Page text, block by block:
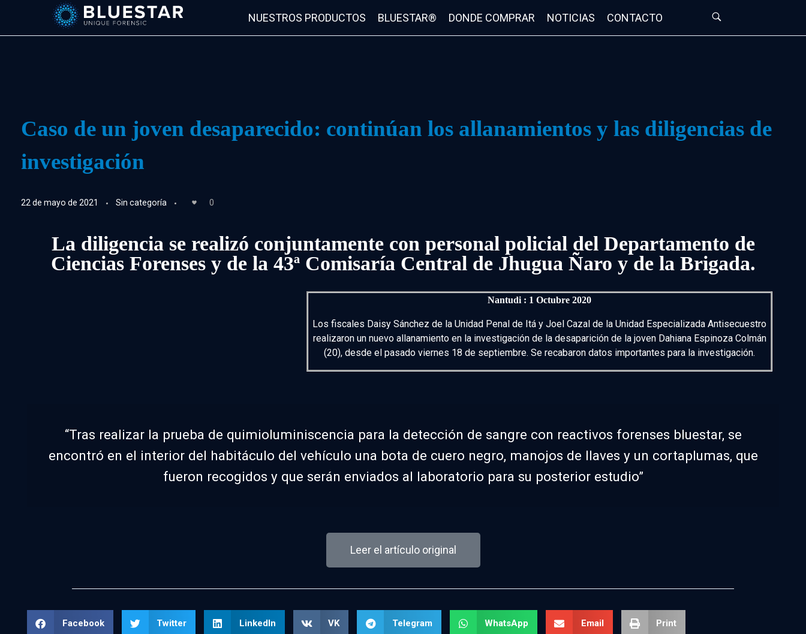
Bluestar Forensic
NUESTROS PRODUCTOS BLUESTAR® DONDE COMPRAR NOTICIAS CONTACTO
Caso de un joven desaparecido: continúan los allanamientos y las diligencias de
investigación
22 de mayo de 2021 Sin categoría 0
La diligencia se realizó conjuntamente con personal policial del Departamento de
Ciencias Forenses y de la 43ª Comisaría Central de Jhugua Ñaro y de la Brigada.
Nantudi : 1 Octubre 2020
Los fiscales Daisy Sánchez de la Unidad Penal de Itá y Joel Cazal de la Unidad Especializada Antisecuestro
realizaron un nuevo allanamiento en la investigación de la desaparición de la joven Dahiana Espinoza Colmán
(20), desde el pasado viernes 18 de septiembre. Se recabaron datos importantes para la investigación.
“Tras realizar la prueba de quimioluminiscencia para la detección de sangre con reactivos forenses bluestar, se
encontró en el interior del habitáculo del vehículo una bota de cuero negro, manojos de llaves y un cortaplumas, que
fueron recogidos y que serán enviados al laboratorio para su posterior estudio”
Leer el artículo original
Facebook Twitter LinkedIn VK Telegram WhatsApp Email Print